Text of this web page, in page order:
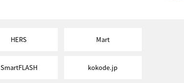
HERS Mart
SmartFLASH kokode.jp